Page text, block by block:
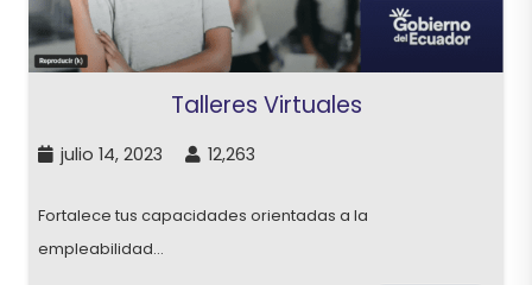
Talleres Virtuales
julio 14, 2023 12,263
Fortalece tus capacidades orientadas a la
empleabilidad…